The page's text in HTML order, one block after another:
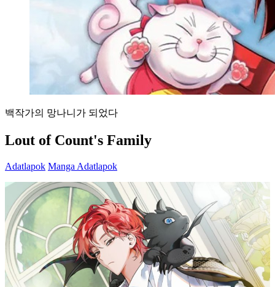
백작가의 망나니가 되었다
Lout of Count's Family
Adatlapok Manga Adatlapok